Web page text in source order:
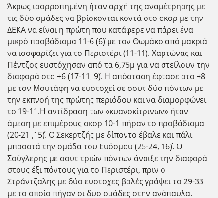
Άκρως ισορροπημένη ήταν αρχή της αναμέτρησης με
τις δύο ομάδες να βρίσκονται κοντά στο σκορ με την
ΔΕΚΑ να είναι η πρώτη που κατάφερε να πάρει ένα
μικρό προβάδισμα 11-6 (6΄) με τον Θωμάκο από μακριά
να ισοφαρίζει για το Περιστέρι (11-11). Χαρτώνας και
Πέντζος ευστόχησαν από τα 6,75μ για να στείλουν την
διαφορά στο +6 (17-11, 9΄). Η απόσταση έφτασε στο +8
με τον Μουτάφη να ευστοχεί σε σουτ δύο πόντων με
την εκπνοή της πρώτης περιόδου και να διαμορφώνει
το 19-11.Η αντίδραση των «κυανοκίτρινων» ήταν
άμεση με επιμέρους σκορ 10-1 πήραν το προβάδισμα
(20-21 ,15΄). Ο Σεκερτζής με δίποντο έβαλε και πάλι
μπροστά την ομάδα του Ευόσμου (25-24, 16΄). Ο
Σούγλερης με σουτ τριών πόντων άνοιξε την διαφορά
στους έξι πόντους για το Περιστέρι, πριν ο
Στράντζαλης με δύο ευστοχες βολές γράψει το 29-33
με το οποίο πήγαν οι δυο ομάδες στην ανάπαυλα.